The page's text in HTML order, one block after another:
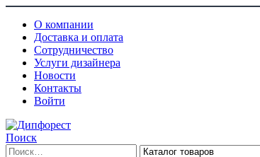
О компании
Доставка и оплата
Сотрудничество
Услуги дизайнера
Новости
Контакты
Войти
Поиск